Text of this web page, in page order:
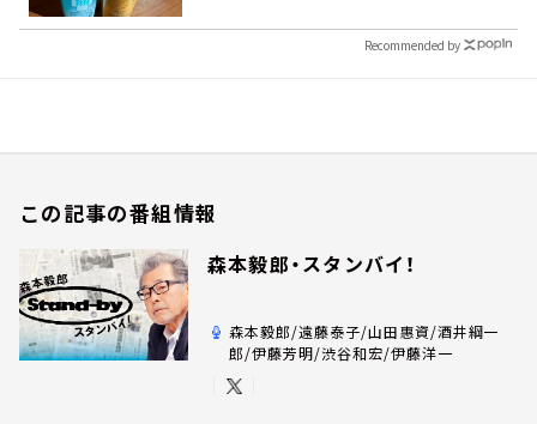
Recommended by
この記事の番組情報
森本毅郎・スタンバイ！
森本毅郎/遠藤泰子/山田惠資/酒井綱一
郎/伊藤芳明/渋谷和宏/伊藤洋一